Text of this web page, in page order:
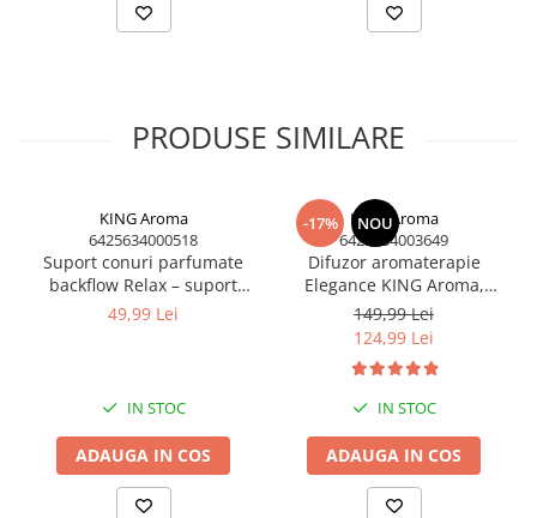
PRODUSE SIMILARE
KING Aroma
6425634000518
Suport conuri parfumate
backflow Relax – suport
ceramic aromaterapie cu
49,99 Lei
IN STOC
ADAUGA IN COS
-17% NOU
KING Aroma
6425634003649
Difuzor aromaterapie
Elegance KING Aroma,
handmade în România, cu
lumânare și 3 uleiuri
premium
149,99 Lei
124,99 Lei
IN STOC
ADAUGA IN COS